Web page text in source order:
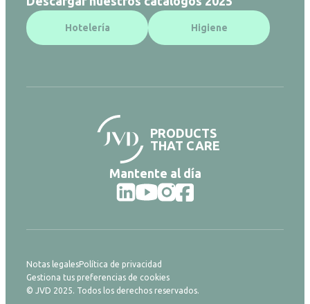
Hotelería Higiene
PRODUCTS
THAT CARE
Mantente al día
Notas legalesPolítica de privacidad
Gestiona tus preferencias de cookies
© JVD 2025. Todos los derechos reservados.